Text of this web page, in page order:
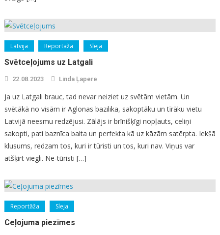
Latvija Reportāža Sleja
Svētceļojums uz Latgali
22.08.2023 Linda Ļapere
Ja uz Latgali brauc, tad nevar neiziet uz svētām vietām. Un
svētākā no visām ir Aglonas bazilika, sakoptāku un tīrāku vietu
Latvijā neesmu redzējusi. Zālājs ir brīnišķīgi nopļauts, celiņi
sakopti, pati baznīca balta un perfekta kā uz kāzām satērpta. Iekšā
klusums, redzam tos, kuri ir tūristi un tos, kuri nav. Viņus var
atšķirt viegli. Ne-tūristi […]
Reportāža Sleja
Ceļojuma piezīmes